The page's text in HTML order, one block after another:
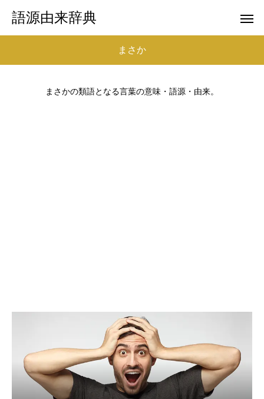
語源由来辞典
まさか
まさかの類語となる言葉の意味・語源・由来。